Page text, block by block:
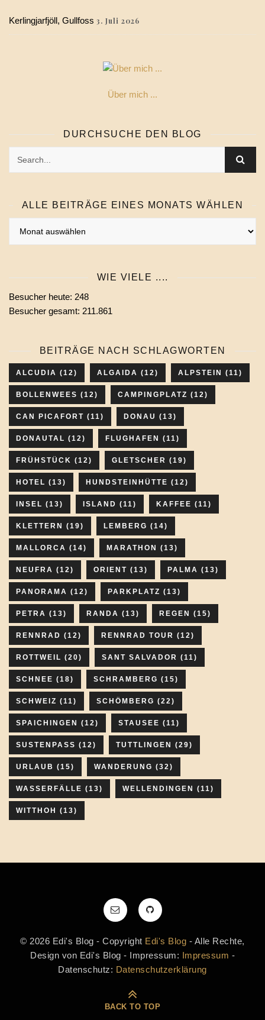
Kerlingjarfjöll, Gullfoss 3. Juli 2026
Über mich ...
DURCHSUCHE DEN BLOG
ALLE BEITRÄGE EINES MONATS WÄHLEN
wählen
WIE VIELE ....
Besucher heute: 248
Besucher gesamt: 211.861
BEITRÄGE NACH SCHLAGWORTEN
ALCUDIA (12) ALGAIDA (12) ALPSTEIN (11)
BOLLENWEES (12) CAMPINGPLATZ (12)
CAN PICAFORT (11) DONAU (13)
DONAUTAL (12) FLUGHAFEN (11)
FRÜHSTÜCK (12) GLETSCHER (19)
HOTEL (13) HUNDSTEINHÜTTE (12)
INSEL (13) ISLAND (11) KAFFEE (11)
KLETTERN (19) LEMBERG (14)
MALLORCA (14) MARATHON (13)
NEUFRA (12) ORIENT (13) PALMA (13)
PANORAMA (12) PARKPLATZ (13)
PETRA (13) RANDA (13) REGEN (15)
RENNRAD (12) RENNRAD TOUR (12)
ROTTWEIL (20) SANT SALVADOR (11)
SCHNEE (18) SCHRAMBERG (15)
SCHWEIZ (11) SCHÖMBERG (22)
SPAICHINGEN (12) STAUSEE (11)
SUSTENPASS (12) TUTTLINGEN (29)
URLAUB (15) WANDERUNG (32)
WASSERFÄLLE (13) WELLENDINGEN (11)
WITTHOH (13)
© 2026 Edi's Blog - Copyright Edi's Blog - Alle Rechte,
Design von Edi's Blog - Impressum: Impressum -
Datenschutz: Datenschutzerklärung
BACK TO TOP